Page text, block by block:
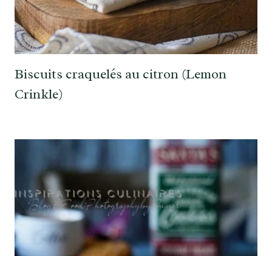
Biscuits craquelés au citron (Lemon
Crinkle)